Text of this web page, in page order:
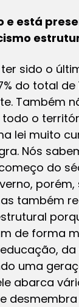
está
sido o
do total de
Também
o
lei muito
Nós
do
também
de forma
uma
abarca